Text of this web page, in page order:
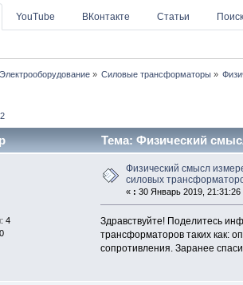
YouTube ВКонтакте Статьи Поиск
Электрооборудование» Силовые трансформаторы»
2
Тема: Физический
77916 раз)
4
Физический смысл
силовых
« : 30 Январь 2019, 21:31:26
Здравствуйте! Поделитесь
трансформаторов таких как:
сопротивления. Заранее